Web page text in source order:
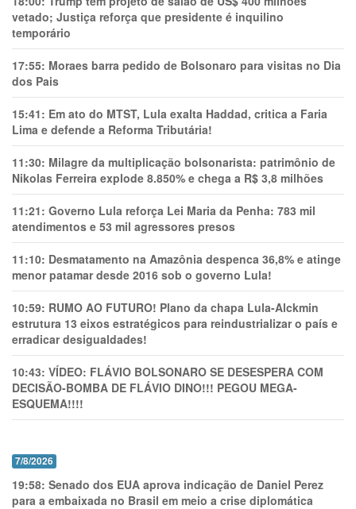
vetado; Justiça reforça que presidente é inquilino
temporário
17:55: Moraes barra pedido de Bolsonaro para visitas no Dia
dos Pais
15:41: Em ato do MTST, Lula exalta Haddad, critica a Faria
Lima e defende a Reforma Tributária!
11:30: Milagre da multiplicação bolsonarista: patrimônio de
Nikolas Ferreira explode 8.850% e chega a R$ 3,8 milhões
11:21: Governo Lula reforça Lei Maria da Penha: 783 mil
atendimentos e 53 mil agressores presos
11:10: Desmatamento na Amazônia despenca 36,8% e atinge
menor patamar desde 2016 sob o governo Lula!
10:59: RUMO AO FUTURO! Plano da chapa Lula-Alckmin
estrutura 13 eixos estratégicos para reindustrializar o país e
erradicar desigualdades!
10:43: VÍDEO: FLÁVIO BOLSONARO SE DESESPERA COM
DECISÃO-BOMBA DE FLÁVIO DINO!!! PEGOU MEGA-
ESQUEMA!!!!
7/8/2026
19:58: Senado dos EUA aprova indicação de Daniel Perez
para a embaixada no Brasil em meio a crise diplomática